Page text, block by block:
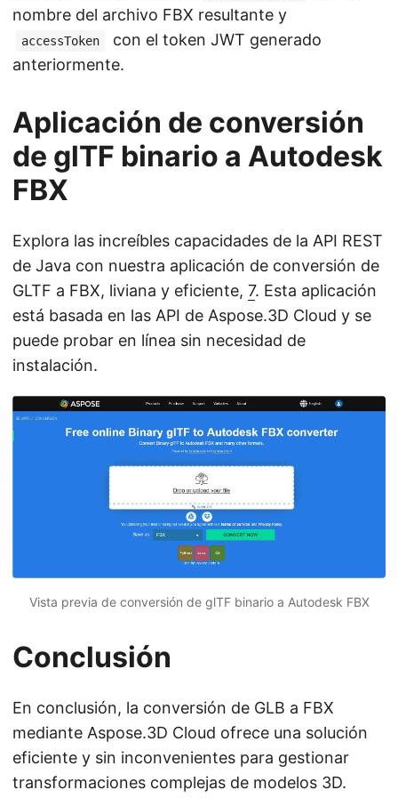
nombre del archivo FBX resultante y
accessToken
con el token JWT generado
anteriormente.
Aplicación de conversión
de glTF binario a Autodesk
FBX
Explora las increíbles capacidades de la API REST
de Java con nuestra aplicación de conversión de
GLTF a FBX, liviana y eficiente, 7. Esta aplicación
está basada en las API de Aspose.3D Cloud y se
puede probar en línea sin necesidad de
instalación.
Vista previa de conversión de glTF binario a Autodesk FBX
Conclusión
En conclusión, la conversión de GLB a FBX
mediante Aspose.3D Cloud ofrece una solución
eficiente y sin inconvenientes para gestionar
transformaciones complejas de modelos 3D.